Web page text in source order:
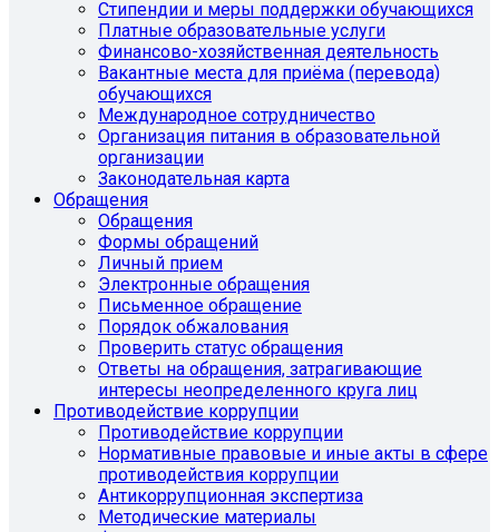
Стипендии и меры поддержки обучающихся
Платные образовательные услуги
Финансово-хозяйственная деятельность
Вакантные места для приёма (перевода)
обучающихся
Международное сотрудничество
Организация питания в образовательной
организации
Законодательная карта
Обращения
Обращения
Формы обращений
Личный прием
Электронные обращения
Письменное обращение
Порядок обжалования
Проверить статус обращения
Ответы на обращения, затрагивающие
интересы неопределенного круга лиц
Противодействие коррупции
Противодействие коррупции
Нормативные правовые и иные акты в сфере
противодействия коррупции
Антикоррупционная экспертиза
Методические материалы